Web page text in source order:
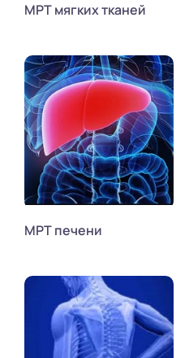
МРТ мягких тканей
МРТ печени